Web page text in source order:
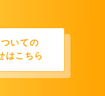
いての
はこちら